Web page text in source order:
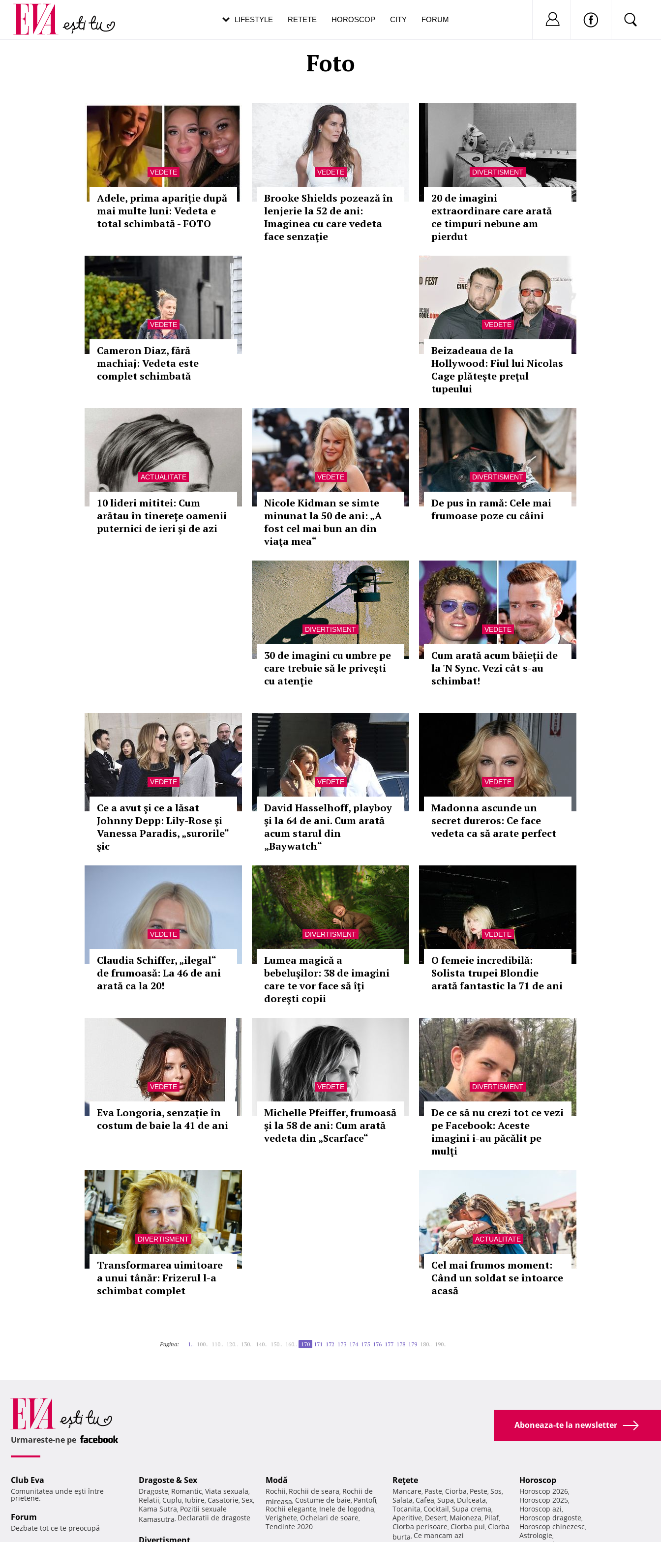
Foto
VEDETE
Adele, prima apariție după
mai multe luni: Vedeta e
total schimbată - FOTO
VEDETE
Brooke Shields pozează în
lenjerie la 52 de ani:
Imaginea cu care vedeta
face senzaţie
DIVERTISMENT
20 de imagini
extraordinare care arată
ce timpuri nebune am
pierdut
VEDETE
Cameron Diaz, fără
machiaj: Vedeta este
complet schimbată
VEDETE
Beizadeaua de la
Hollywood: Fiul lui Nicolas
Cage plăteşte preţul
tupeului
ACTUALITATE
10 lideri mititei: Cum
arătau în tinereţe oamenii
puternici de ieri şi de azi
VEDETE
Nicole Kidman se simte
minunat la 50 de ani: „A
fost cel mai bun an din
viaţa mea“
DIVERTISMENT
De pus în ramă: Cele mai
frumoase poze cu câini
DIVERTISMENT
30 de imagini cu umbre pe
care trebuie să le priveşti
cu atenţie
VEDETE
Cum arată acum băieții de
la 'N Sync. Vezi cât s-au
schimbat!
VEDETE
Ce a avut şi ce a lăsat
Johnny Depp: Lily-Rose şi
Vanessa Paradis, „surorile“
şic
VEDETE
David Hasselhoff, playboy
şi la 64 de ani. Cum arată
acum starul din
„Baywatch“
VEDETE
Madonna ascunde un
secret dureros: Ce face
vedeta ca să arate perfect
VEDETE
Claudia Schiffer, „ilegal“
de frumoasă: La 46 de ani
arată ca la 20!
DIVERTISMENT
Lumea magică a
bebeluşilor: 38 de imagini
care te vor face să îţi
doreşti copii
VEDETE
O femeie incredibilă:
Solista trupei Blondie
arată fantastic la 71 de ani
VEDETE
Eva Longoria, senzație în
costum de baie la 41 de ani
VEDETE
Michelle Pfeiffer, frumoasă
şi la 58 de ani: Cum arată
vedeta din „Scarface“
DIVERTISMENT
De ce să nu crezi tot ce vezi
pe Facebook: Aceste
imagini i-au păcălit pe
mulţi
DIVERTISMENT
Transformarea uimitoare
a unui tânăr: Frizerul l-a
schimbat complet
ACTUALITATE
Cel mai frumos moment:
Când un soldat se întoarce
acasă
Pagina: 1.. 100.. 110.. 120.. 130.. 140.. 150.. 160.. 170 171 172 173 174 175 176 177 178 179 180.. 190..
LIFESTYLE RETETE HOROSCOP CITY FORUM Nu ai cont?
Carieră
Actualitate
pe măsură ce înaintezi în vârstă
Aboneaza-te la newsletter
Urmareste-ne pe
Club Eva
Comunitatea unde eşti între
prietene.
Forum
Dezbate tot ce te preocupă
Dragoste & Sex
Dragoste, Romantic, Viata sexuala,
Relatii, Cuplu, Iubire, Casatorie, Sex,
Kama Sutra, Pozitii sexuale
Kamasutra, Declaratii de dragoste
Modă
Rochii, Rochii de seara, Rochii de
mireasa, Costume de baie, Pantofi,
Rochii elegante, Inele de logodna,
Verighete, Ochelari de soare,
Tendinte 2020
Reţete
Mancare, Paste, Ciorba, Peste, Sos,
Salata, Cafea, Supa, Dulceata,
Tocanita, Cocktail, Supa crema,
Aperitive, Desert, Maioneza, Pilaf,
Ciorba perisoare, Ciorba pui, Ciorba
burta, Ce mancam azi
Horoscop
Horoscop 2026,
Horoscop 2025,
Horoscop azi,
Horoscop dragoste,
Horoscop chinezesc,
Astrologie,